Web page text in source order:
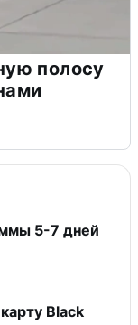
полосу
5-7 дней
Black